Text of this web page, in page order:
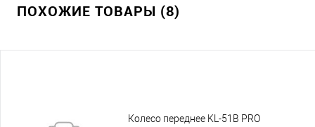
ПОХОЖИЕ ТОВАРЫ (8)
Колесо переднее KL-51B PRO